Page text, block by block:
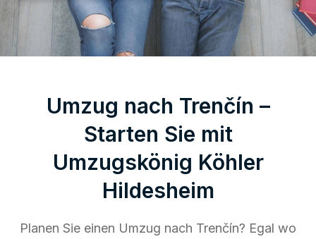
Umzug nach Trenčín –
Starten Sie mit
Umzugskönig Köhler
Hildesheim
Planen Sie einen Umzug nach Trenčín? Egal wo